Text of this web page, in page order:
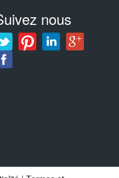
nous